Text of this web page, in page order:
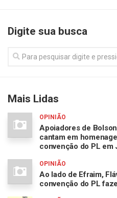
Digite sua busca
Mais Lidas
OPINIÃO
Apoiadores de
cantam em
convenção do PL em
OPINIÃO
Ao lado de Efraim,
convenção do PL